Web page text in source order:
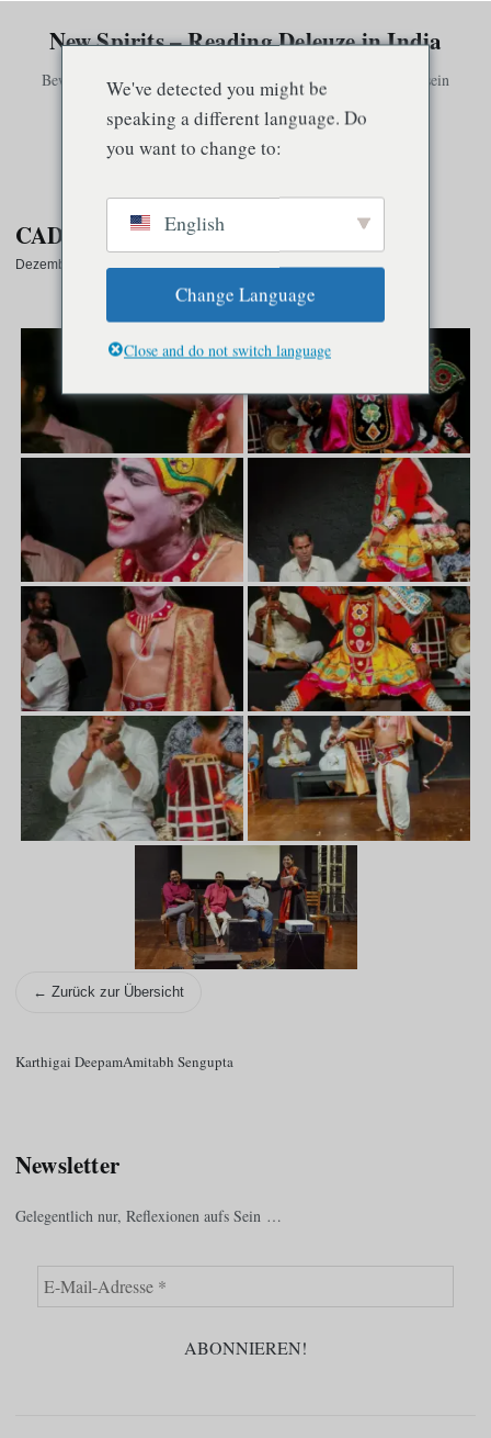
New Spirits – Reading Deleuze in India
Bewusstsein existiert nur in Verbindung mit anderem Bewusstsein
Speisekarte
CADALfest
Dezember 20, 2022 · 1 Min. Lesezeit
CADALfest
← Zurück zur Übersicht
Karthigai DeepamAmitabh Sengupta
Newsletter
Gelegentlich nur, Reflexionen aufs Sein …
We've detected you might be
speaking a different language. Do
you want to change to:
English
Change Language
Close and do not switch language